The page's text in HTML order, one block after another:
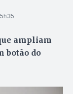
ampliam
botão do